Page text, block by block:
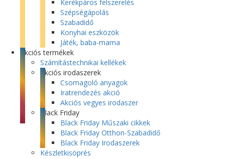
Kerékpáros felszerelés
Szépségápolás
Szabadidő
Konyhai eszközök
Játék, baba-mama
Akciós termékek
Számítástechnikai kellékek
Akciós irodaszerek
Csomagoló anyagok
Iratrendezés akció
Akciós vegyes irodaszer
Black Friday
Black Friday Műszaki cikkek
Black Friday Otthon-Szabadidő
Black Friday Irodaszerek
Készletkisöprés